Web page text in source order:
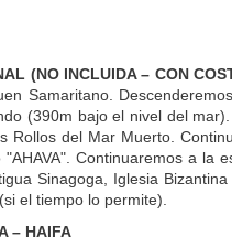
(NO INCLUIDA – CON
Samaritano.
(390m bajo el nivel del
Rollos del Mar Muerto.
Continuaremos a la
Sinagoga, Iglesia
el tiempo lo permite).
– HAIFA